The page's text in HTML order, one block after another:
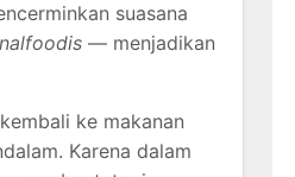
suasana
— menjadikan
ke makanan
Karena dalam